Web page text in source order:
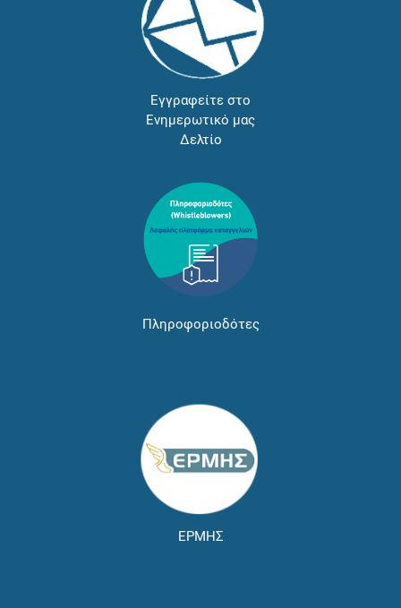
Εγγραφείτε στο
Ενημερωτικό μας
Δελτίο
Πληροφοριοδότες
ΕΡΜΗΣ